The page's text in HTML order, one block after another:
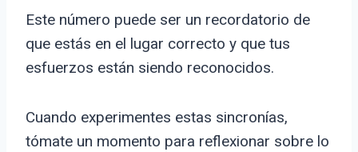
Este número puede ser un recordatorio de
que estás en el lugar correcto y que tus
esfuerzos están siendo reconocidos.
Cuando experimentes estas sincronías,
tómate un momento para reflexionar sobre lo